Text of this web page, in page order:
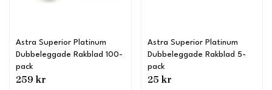
Astra Superior Platinum
Dubbeleggade Rakblad 100-
pack
259 kr
Astra Superior Platinum
Dubbeleggade Rakblad 5-
pack
25 kr